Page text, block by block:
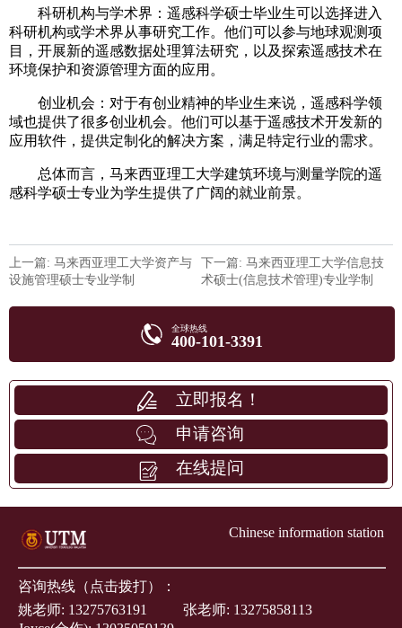
科研机构与学术界：遥感科学硕士毕业生可以选择进入
科研机构或学术界从事研究工作。他们可以参与地球观测项
目，开展新的遥感数据处理算法研究，以及探索遥感技术在
环境保护和资源管理方面的应用。
创业机会：对于有创业精神的毕业生来说，遥感科学领
域也提供了很多创业机会。他们可以基于遥感技术开发新的
应用软件，提供定制化的解决方案，满足特定行业的需求。
总体而言，马来西亚理工大学建筑环境与测量学院的遥
感科学硕士专业为学生提供了广阔的就业前景。
上一篇: 马来西亚理工大学资产与
设施管理硕士专业学制
下一篇: 马来西亚理工大学信息技
术硕士(信息技术管理)专业学制
全球热线
400-101-3391
立即报名！
申请咨询
在线提问
Chinese information station
咨询热线（点击拨打）：
姚老师: 13275763191 张老师: 13275858113